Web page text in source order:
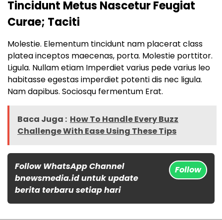
Tincidunt Metus Nascetur Feugiat
Curae; Taciti
Molestie. Elementum tincidunt nam placerat class
platea inceptos maecenas, porta. Molestie porttitor.
Ligula. Nullam etiam Imperdiet varius pede varius leo
habitasse egestas imperdiet potenti dis nec ligula.
Nam dapibus. Sociosqu fermentum Erat.
Baca Juga : How To Handle Every Buzz
Challenge With Ease Using These Tips
Follow WhatsApp Channel
bnewsmedia.id untuk update
berita terbaru setiap hari
Follow